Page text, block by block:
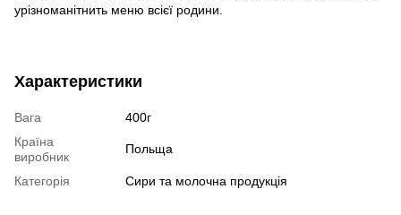
урізноманітнить меню всієї родини.
Характеристики
Вага
400г
Країна
виробник
Польща
Категорія Сири та молочна продукція